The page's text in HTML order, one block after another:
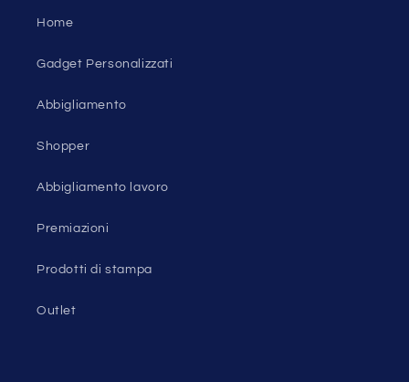
Home
Gadget Personalizzati
Abbigliamento
Shopper
Abbigliamento lavoro
Premiazioni
Prodotti di stampa
Outlet